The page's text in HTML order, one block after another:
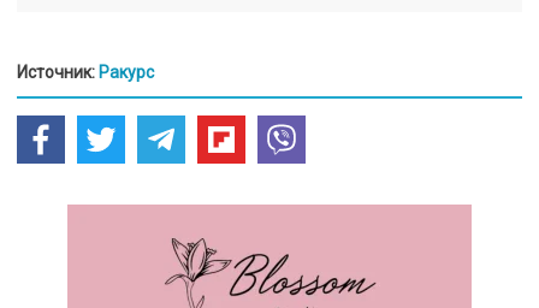
Источник: Ракурс